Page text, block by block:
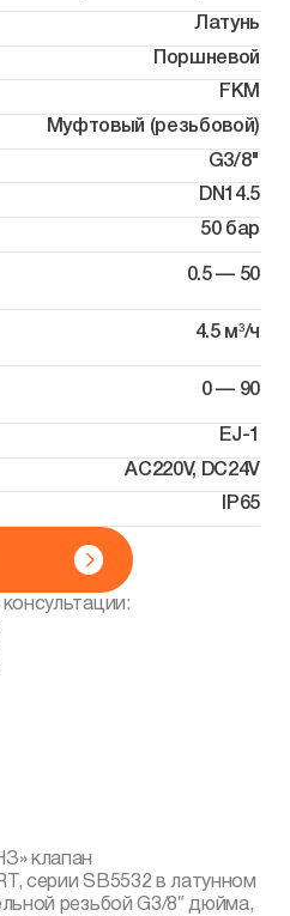
Латунь
Поршневой
FKM
Муфтовый (резьбовой)
G3/8"
DN14.5
50 бар
0.5 — 50
4.5 м³/ч
0 — 90
EJ-1
AC220V, DC24V
IP65
клапан
серии SB5532 в латунном
резьбой G3/8″ дюйма,